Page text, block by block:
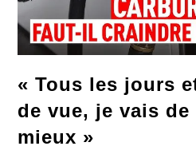
« Tous les jours
de vue, je vais de
mieux »